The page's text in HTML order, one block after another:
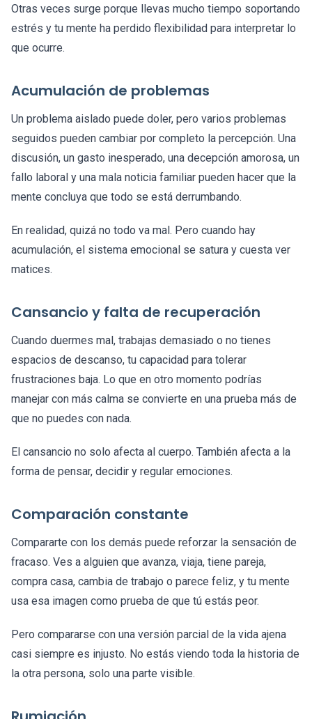
Otras veces surge porque llevas mucho tiempo soportando
estrés y tu mente ha perdido flexibilidad para interpretar lo
que ocurre.
Acumulación de problemas
Un problema aislado puede doler, pero varios problemas
seguidos pueden cambiar por completo la percepción. Una
discusión, un gasto inesperado, una decepción amorosa, un
fallo laboral y una mala noticia familiar pueden hacer que la
mente concluya que todo se está derrumbando.
En realidad, quizá no todo va mal. Pero cuando hay
acumulación, el sistema emocional se satura y cuesta ver
matices.
Cansancio y falta de recuperación
Cuando duermes mal, trabajas demasiado o no tienes
espacios de descanso, tu capacidad para tolerar
frustraciones baja. Lo que en otro momento podrías
manejar con más calma se convierte en una prueba más de
que no puedes con nada.
El cansancio no solo afecta al cuerpo. También afecta a la
forma de pensar, decidir y regular emociones.
Comparación constante
Compararte con los demás puede reforzar la sensación de
fracaso. Ves a alguien que avanza, viaja, tiene pareja,
compra casa, cambia de trabajo o parece feliz, y tu mente
usa esa imagen como prueba de que tú estás peor.
Pero compararse con una versión parcial de la vida ajena
casi siempre es injusto. No estás viendo toda la historia de
la otra persona, solo una parte visible.